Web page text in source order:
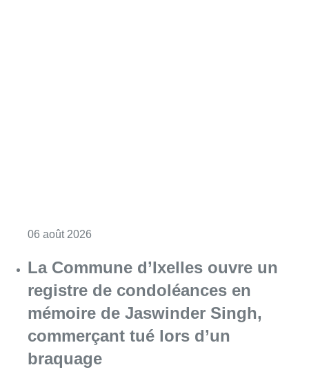
06 août 2026
La Commune d’Ixelles ouvre un
registre de condoléances en
mémoire de Jaswinder Singh,
commerçant tué lors d’un
braquage